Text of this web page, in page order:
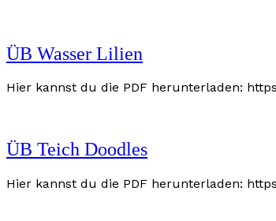
ÜB Wasser Lilien
Hier kannst du die PDF herunterladen:
ÜB Teich Doodles
Hier kannst du die PDF herunterladen: